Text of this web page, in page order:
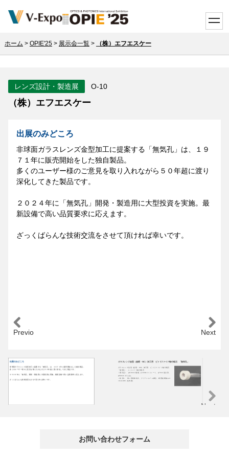
ホーム > OPIE'25> 展示会一覧> （株）エフエスケー
レンズ設計・製造展 O-10
（株）エフエスケー
出展のみどころ
非球面ガラスレンズ金型加工に提案する「無気孔」は、１９
７１年に販売開始をした独自製品。
多くのユーザー様のご意見を取り入れながら５０年超に渡り
深化してきた製品です。
２０２４年に「無気孔」開発・製造用に大型投資を実施。最
新設備で高い品質要求に応えます。
ざっくばらんな技術交流をさせて頂ければ幸いです。
Previous Next
出展のみどころ
非球面ガラスレンズ金型加工に提案する「無気孔」は、１９７１年に販売開始をした独自製品。
多くのユーザー様のご意見を取り入れながら５０年超に渡り深化してきた製品です。
２０２４年に「無気孔」開発・製造用に大型投資を実施。最新設備で高い品質要求に応えます。
ざっくばらんな技術交流をさせて頂ければ幸いです。
ガラスレンズ金型（超硬・SiC）加工用 ビトリファイド軸付砥石 「無気孔」
ガラスレンズ金型（超硬・SiC）加工用 ビトリファイド軸付砥石
「無気孔」、レジノイド軸付砥石
＜展示品＞ φ0.6mm 極細、φ10mm ストレート、φ7mm 逆台形、
φ50mm そろばん
＜特 徴＞ 高い形状保持力、クリーンルーム調合、精密超硬軸 φd
+0/-0.005（社内製）
Next
お問い合わせフォーム